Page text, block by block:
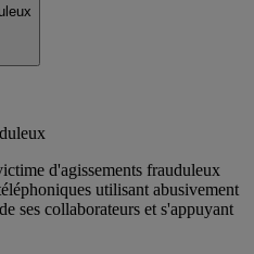
d'agissements frauduleux
utilisant abusivement
ses collaborateurs et s'appuyant